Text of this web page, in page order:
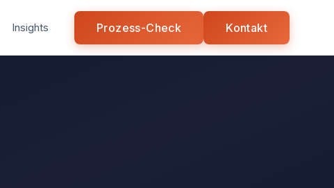
Insights Prozess-Check Kontakt